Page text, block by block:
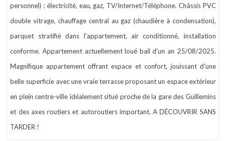
personnel) : électricité, eau, gaz, TV/Internet/Téléphone. Châssis PVC
double vitrage, chauffage central au gaz (chaudière à condensation),
parquet stratifié dans l'appartement, air conditionné, installation
conforme. Appartement actuellement loué bail d'un an 25/08/2025.
Magnifique appartement offrant espace et confort, jouissant d'une
belle superficie avec une vraie terrasse proposant un espace extérieur
en plein centre-ville idéalement situé proche de la gare des Guillemins
et des axes routiers et autoroutiers important. A DÉCOUVRIR SANS
TARDER !